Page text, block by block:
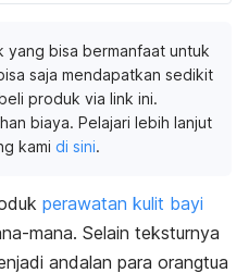
bisa bermanfaat untuk
saja mendapatkan sedikit
produk via link ini.
biaya. Pelajari lebih lanjut
kami di sini.
perawatan kulit bayi
mana. Selain teksturnya
andalan para orangtua